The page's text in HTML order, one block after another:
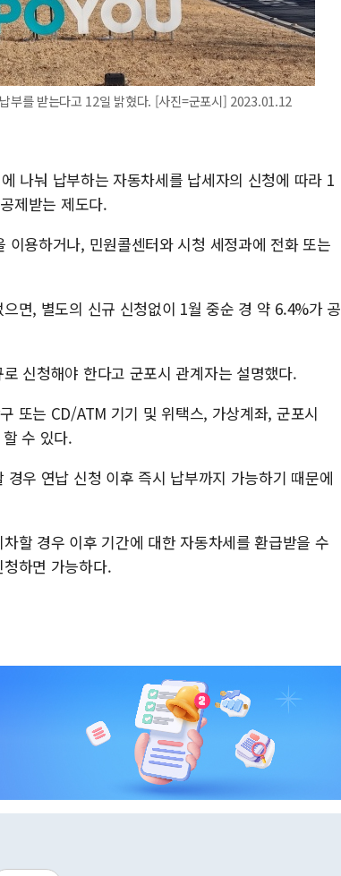
부를 받는다고 12일 밝혔다. [사진=군포시] 2023.01.12
나눠 납부하는 자동차세를 납세자의 신청에 따라 1
제받는 제도다.
용하거나, 민원콜센터와 시청 세정과에 전화 또는
면, 별도의 신규 신청없이 1월 중순 경 약 6.4%가 공
신청해야 한다고 군포시 관계자는 설명했다.
또는 CD/ATM 기기 및 위택스, 가상계좌, 군포시
수 있다.
우 연납 신청 이후 즉시 납부까지 가능하기 때문에
할 경우 이후 기간에 대한 자동차세를 환급받을 수
하면 가능하다.